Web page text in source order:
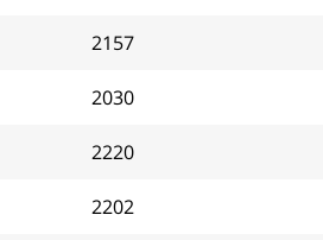
2157
2030
2220
2202